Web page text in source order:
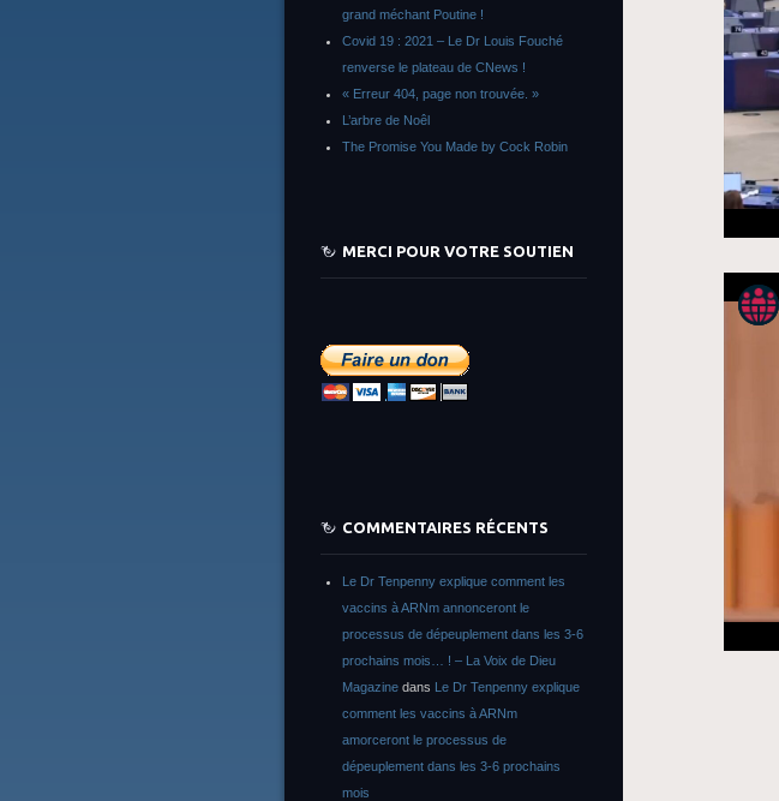
grand méchant Poutine !
Covid 19 : 2021 – Le Dr Louis Fouché
renverse le plateau de CNews !
« Erreur 404, page non trouvée. »
L’arbre de Noêl
The Promise You Made by Cock Robin
MERCI POUR VOTRE SOUTIEN
COMMENTAIRES RÉCENTS
Le Dr Tenpenny explique comment les
vaccins à ARNm annonceront le
processus de dépeuplement dans les 3-6
prochains mois… ! – La Voix de Dieu
Magazine dans Le Dr Tenpenny explique
comment les vaccins à ARNm
amorceront le processus de
dépeuplement dans les 3-6 prochains
mois